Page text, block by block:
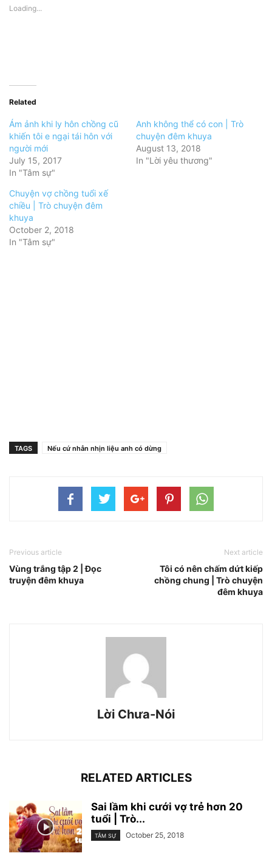
Loading...
Related
Ám ảnh khi ly hôn chồng cũ
khiến tôi e ngại tái hôn với
người mới
July 15, 2017
In "Tâm sự"
Anh không thể có con | Trò
chuyện đêm khuya
August 13, 2018
In "Lời yêu thương"
Chuyện vợ chồng tuổi xế
chiều | Trò chuyện đêm
khuya
October 2, 2018
In "Tâm sự"
TAGS Nếu cứ nhẫn nhịn liệu anh có dừng
Previous article
Vùng trắng tập 2 | Đọc
truyện đêm khuya
Next article
Tôi có nên chấm dứt kiếp
chồng chung | Trò chuyện
đêm khuya
Lời Chưa-Nói
RELATED ARTICLES
Sai lầm khi cưới vợ trẻ hơn 20
tuổi | Trò...
TÂM SỰ October 25, 2018